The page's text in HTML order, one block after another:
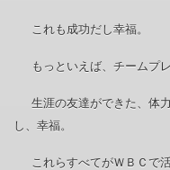
これも成功だし幸福。
もっといえば、チームプ
生涯の友達ができた、体
し、幸福。
これらすべてがＷＢＣで